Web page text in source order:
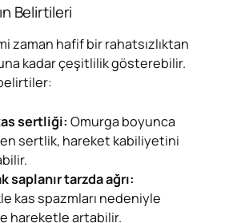
Belirtileri
zaman hafif bir rahatsızlıktan
kadar çeşitlilik gösterebilir.
sertliği: Omurga boyunca
sertlik, hareket kabiliyetini
saplanır tarzda ağrı:
kas spazmları nedeniyle
hareketle artabilir.